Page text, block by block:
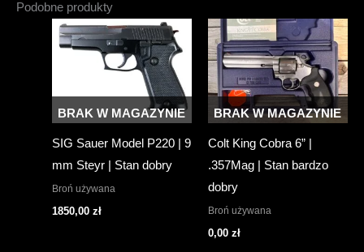
Podobne produkty
BRAK W MAGAZYNIE
SIG Sauer Model P220 | 9
mm Steyr | Stan dobry
Broń używana
1850,00 zł
BRAK W MAGAZYNIE
Colt King Cobra 6” |
.357Mag | Stan bardzo
dobry
Broń używana
0,00 zł